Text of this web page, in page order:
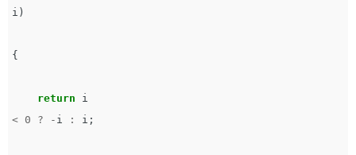
i )
{
return
i
< 0 ? - i : i ;